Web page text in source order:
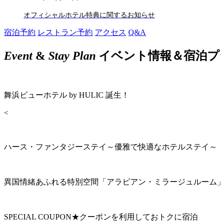
オフィシャルホテル特典に関するお知らせ
宿泊予約 レストラン予約 アクセス Q&A
Event& Stay Plan イベント情報＆宿泊
舞浜ビューホテル by HULIC 誕生！
<
ハース・ファンタジーステイ～優雅で快適なホテルステイ～
異国情緒あふれる特別空間「アラビアン・ミラージュルーム
SPECIAL COUPON★クーポンを利用しておトクに宿泊